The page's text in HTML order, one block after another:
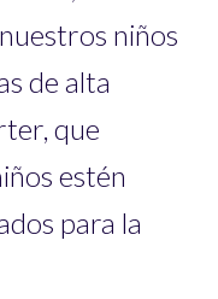
niños
de alta
que
estén
para la